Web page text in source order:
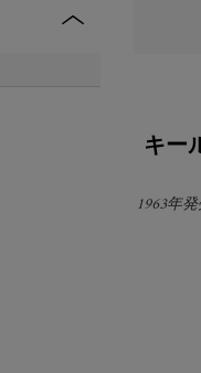
キー
1963年